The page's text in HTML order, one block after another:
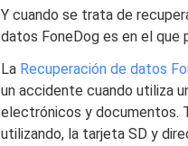
Y cuando se trata de
datos FoneDog es en el que
La Recuperación de datos
un accidente cuando utiliza
electrónicos y documentos.
utilizando, la tarjeta SD y